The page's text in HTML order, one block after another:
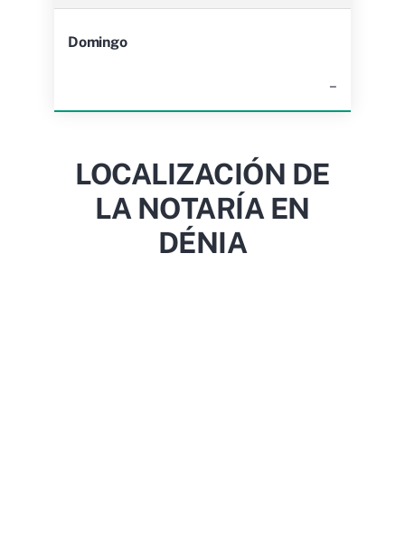
Domingo
–
LOCALIZACIÓN DE
LA NOTARÍA EN
DÉNIA